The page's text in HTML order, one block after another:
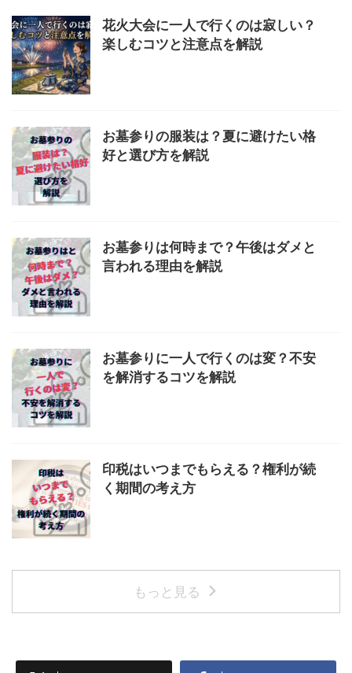
花火大会に一人で行くのは寂しい？
楽しむコツと注意点を解説
お墓参りの服装は？夏に避けたい格
好と選び方を解説
お墓参りは何時まで？午後はダメと
言われる理由を解説
お墓参りに一人で行くのは変？不安
を解消するコツを解説
印税はいつまでもらえる？権利が続
く期間の考え方
もっと見る